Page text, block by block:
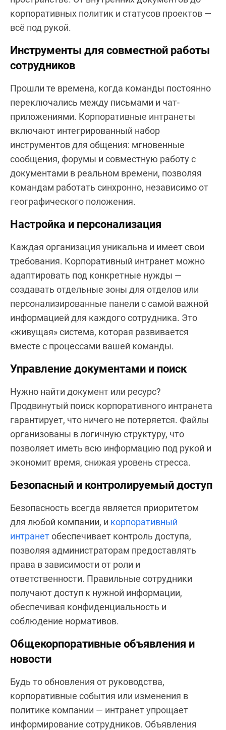
корпоративных политик и статусов проектов —
всё под рукой.
Инструменты для совместной работы
сотрудников
Прошли те времена, когда команды постоянно
переключались между письмами и чат-
приложениями. Корпоративные интранеты
включают интегрированный набор
инструментов для общения: мгновенные
сообщения, форумы и совместную работу с
документами в реальном времени, позволяя
командам работать синхронно, независимо от
географического положения.
Настройка и персонализация
Каждая организация уникальна и имеет свои
требования. Корпоративный интранет можно
адаптировать под конкретные нужды —
создавать отдельные зоны для отделов или
персонализированные панели с самой важной
информацией для каждого сотрудника. Это
«живущая» система, которая развивается
вместе с процессами вашей команды.
Управление документами и поиск
Нужно найти документ или ресурс?
Продвинутый поиск корпоративного интранета
гарантирует, что ничего не потеряется. Файлы
организованы в логичную структуру, что
позволяет иметь всю информацию под рукой и
экономит время, снижая уровень стресса.
Безопасный и контролируемый доступ
Безопасность всегда является приоритетом
для любой компании, и корпоративный
интранетобеспечивает контроль доступа,
позволяя администраторам предоставлять
права в зависимости от роли и
ответственности. Правильные сотрудники
получают доступ к нужной информации,
обеспечивая конфиденциальность и
соблюдение нормативов.
Общекорпоративные объявления и
новости
Будь то обновления от руководства,
корпоративные события или изменения в
политике компании — интранет упрощает
информирование сотрудников. Объявления